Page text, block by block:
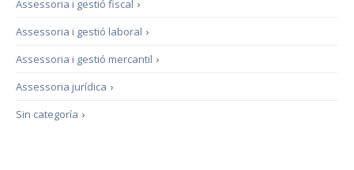
›
Assessoria i gestió fiscal
›
Assessoria i gestió laboral
›
Assessoria i gestió mercantil
›
Assessoria jurídica
›
Sin categoría